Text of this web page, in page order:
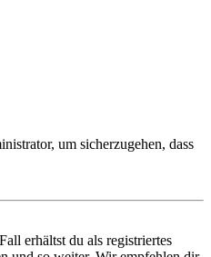
um sicherzugehen, dass
erhältst du als registriertes